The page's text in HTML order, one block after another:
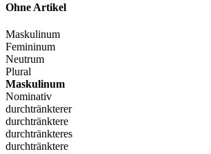
Ohne Artikel
Maskulinum
Femininum
Neutrum
Plural
Maskulinum
Nominativ
durchtränkterer
durchtränktere
durchtränkteres
durchtränktere